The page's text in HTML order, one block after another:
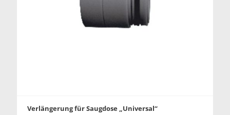
Verlängerung für Saugdose „Universal“